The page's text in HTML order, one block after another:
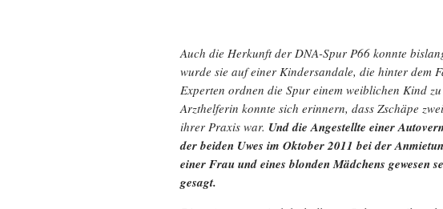
Auch die Herkunft der DNA-Spur P66 konnte
wurde sie auf einer Kindersandale, die hinter dem
Experten ordnen die Spur einem weiblichen Kind
Arzthelferin konnte sich erinnern, dass Zschäpe
ihrer Praxis war. Und die Angestellte einer
der beiden Uwes im Oktober 2011 bei der
einer Frau und eines blonden Mädchens gewesen
gesagt.